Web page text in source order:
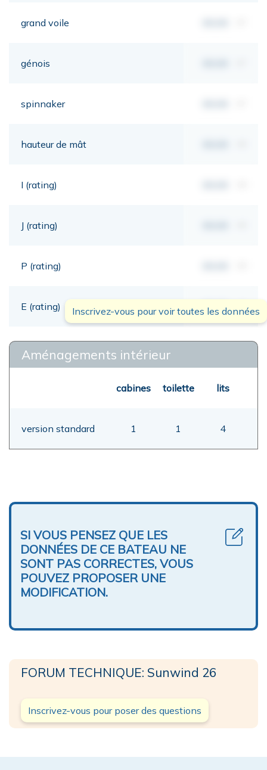
grand voile
génois
spinnaker
hauteur de mât
I (rating)
J (rating)
P (rating)
E (rating) 00,00
Inscrivez-vous pour voir toutes les données
Aménagements intérieur
cabines toilette lits
version standard 1 1 4
SI VOUS PENSEZ QUE LES
DONNÉES DE CE BATEAU NE
SONT PAS CORRECTES, VOUS
POUVEZ PROPOSER UNE
MODIFICATION.
FORUM TECHNIQUE: Sunwind 26
Inscrivez-vous pour poser des questions